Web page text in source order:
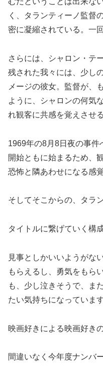
く、タランティーノ監督
密に凝縮されている。一
さらには、シャロン・テ
残された我々には、少し
メージの彼女。監督が、
ように、シャロンの何気
れ観客に共感を覚えさせる
1969年の8月8日夜の事
開始ともに始まるため、
恐怖と隣あわせになる感
そしてそこからの、タラ
タイトルに繋げていく構成
見事としかいいようがな
もらえるし、勇気をもら
も、少し泣きそうで、ま
たい気持ちになっています
映画好きによる映画好き
間違いなく今年度ナンバ